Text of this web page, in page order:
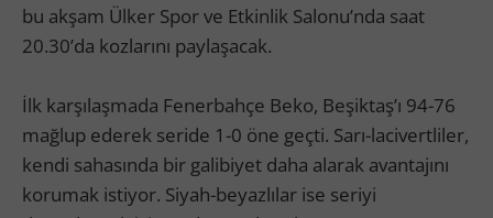
bu akşam Ülker Spor ve Etkinlik Salonu’nda saat
20.30’da kozlarını paylaşacak.
İlk karşılaşmada Fenerbahçe Beko, Beşiktaş’ı 94-76
mağlup ederek seride 1-0 öne geçti. Sarı-lacivertliler,
kendi sahasında bir galibiyet daha alarak avantajını
korumak istiyor. Siyah-beyazlılar ise seriyi